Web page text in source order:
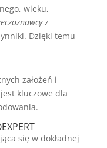
wieku,
z
Dzięki temu
założeń i
kluczowe dla
się w dokładnej